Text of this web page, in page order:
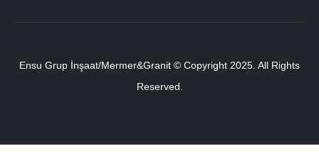
Ensu Grup İnşaat/Mermer&Granit © Copyright 2025. All Rights
Reserved.